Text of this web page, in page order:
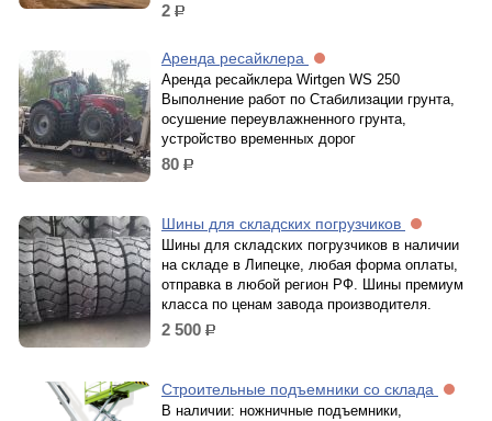
2 р.
Аренда ресайклера
Аренда ресайклера Wirtgen WS 250
Выполнение работ по Стабилизации грунта,
осушение переувлажненного грунта,
устройство временных дорог
80 р.
Шины для складских погрузчиков
Шины для складских погрузчиков в наличии
на складе в Липецке, любая форма оплаты,
отправка в любой регион РФ. Шины премиум
класса по ценам завода производителя.
2 500 р.
Строительные подъемники со склада
В наличии: ножничные подъемники,